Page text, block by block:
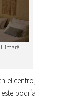
Himarë,
el centro,
podría